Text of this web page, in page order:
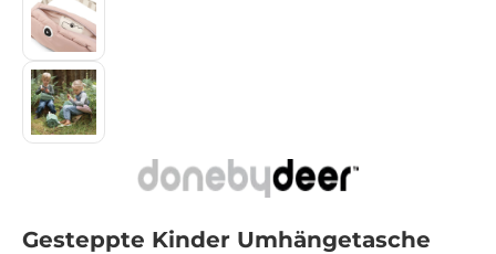
Gesteppte Kinder Umhängetasche